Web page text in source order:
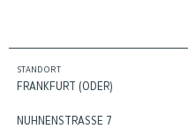
STANDORT
FRANKFURT (ODER)
NUHNENSTRASSE 7